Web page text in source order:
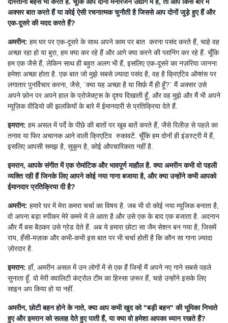
अक्सर बात करते हैं या कोई ऐसी रचनात्मक चुनौती है जिससे आप दोनों जुड़े हुए हैं और
एक-दूसरे की मदद करते हैं?
अमरीन: हम घर पर एक-दूसरे के साथ अपने काम पर बात करना पसंद करते हैं, चाहे वह
अच्छा रहा हो या बुरा, हम क्या कर रहे हैं और आगे क्या करने की प्लानिंग कर रहे हैं. चूँकि
हम एक जैसे हैं, लेकिन साथ ही बहुत अलग भी हैं, इसलिए एक-दूसरे का नज़रिया जानना
हमेशा अच्छा होता है. एक बात जो मुझे सबसे ज़्यादा पसंद है, वह है क्रिएटिव ऑप्शंस पर
लगातार पुनर्विचार करना, जैसे, `क्या यह अच्छा है या सिर्फ़ मैं ही हूँ?` मैं अक्सर उसे
अपने फ़ोन पर अपने हाल के प्रोजेक्ट्स के दृश्य दिखाती हूँ, और वह मुझे और मैं भी अपने
म्यूज़िक वीडियो की झलकियों के बारे में ईमानदारी से प्रतिक्रिया देते हैं.
इमरान: हम असल में पर्दे के पीछे की बातों पर खूब बातें करते हैं, जैसे रिलीज़ से पहले का
तनाव या फिर अचानक आने वाली क्रिएटिव रुकावटें. चूँकि हम दोनों ही इंडस्ट्री में हैं,
इसलिए आपसी समझ है, सुकून है, कोई औपचारिकता नहीं है.
इमरान, आपके संगीत में एक रोमांटिक और भावपूर्ण माहौल है. क्या अमरीन कभी वो पहली
व्यक्ति रही हैं जिनके लिए आपने कोई नया गाना बजाया है, और क्या उन्होंने कभी आपको
ईमानदार प्रतिक्रिया दी है?
अमरीन: हमारे घर में मेरा कमरा चर्चा का विषय है. जब भी वो कोई नया म्यूजिक बनाता है,
वो अपना बड़ा स्पीकर मेरे कमरे में ले आता है और उसे एक के बाद एक बजाता है. अदनान
और मैं बस बैठकर उसे ग्रेड देते हैं. अब ये हमारा छोटा सा जैम सेशन बन गया है, जिसमें
राय, हँसी-मज़ाक और कभी-कभी इस बात पर भी चर्चा होती है कि कौन सा गाना ज़्यादा
ज़ोरदार है.
इमरान: हाँ, अमरीन असल में उन लोगों में से एक हैं जिन्हें मैं अपने नए गाने सबसे पहले
सुनाता हूँ. वो मेरी क्वालिटी कंट्रोल टीम का हिस्सा ज़रूर हैं, चाहे उन्होंने इसके लिए
साइन अप किया हो या नहीं.
अमरीन, छोटी बहन होने के नाते, क्या आप कभी खुद को "बड़ी बहन" की भूमिका निभाते
हुए और इमरान को सलाह देते हुए पाती हैं, या क्या वो हमेशा आपका ध्यान रखते हैं?